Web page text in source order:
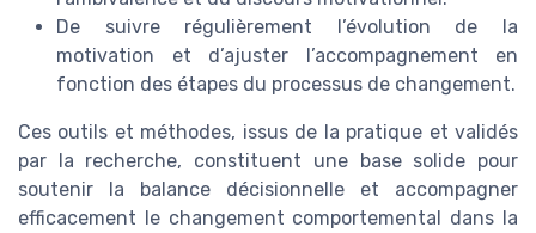
De suivre régulièrement l’évolution de la
motivation et d’ajuster l’accompagnement en
fonction des étapes du processus de changement.
Ces outils et méthodes, issus de la pratique et validés
par la recherche, constituent une base solide pour
soutenir la balance décisionnelle et accompagner
efficacement le changement comportemental dans la